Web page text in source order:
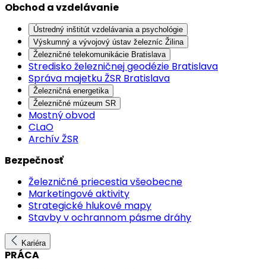
Obchod a vzdelávanie
Ústredný inštitút vzdelávania a psychológie
Výskumný a vývojový ústav železníc Žilina
Železničné telekomunikácie Bratislava
Stredisko železničnej geodézie Bratislava
Správa majetku ŽSR Bratislava
Železničná energetika
Železničné múzeum SR
Mostný obvod
CLaO
Archív ŽSR
Bezpečnosť
Železničné priecestia všeobecne
Marketingové aktivity
Strategické hlukové mapy
Stavby v ochrannom pásme dráhy
Kariéra
PRÁCA